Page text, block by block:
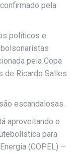
pela
políticos e
pela Copa
de Ricardo Salles
escandalosas.
aproveitando o
para
(COPEL) –